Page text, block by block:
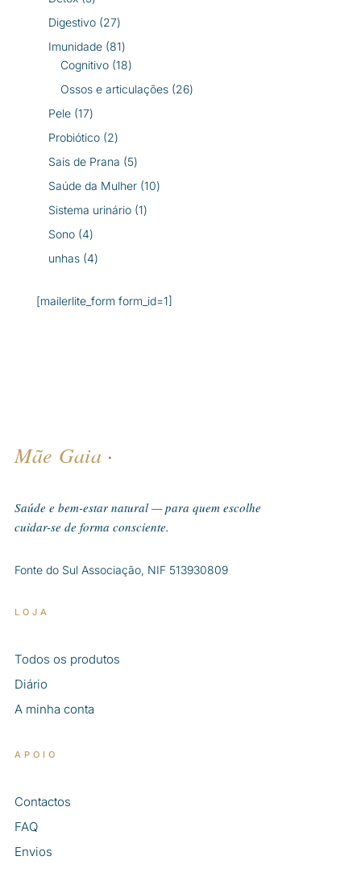
produtos
Digestivo 2727
produtos
Imunidade 8181
produtos
Cognitivo 1818
produtos
Ossos e articulações 2626
Pele 1717
produtos
Probiótico 22
produtos
Sais de Prana 55
produtos
Saúde da Mulher 1010
Sistema urinário 11
Sono 44
produtos
unhas 44
[mailerlite_form form_id=1]
Mãe Gaia ·
Saúde e bem-estar natural — para quem escolhe
cuidar-se de forma consciente.
Fonte do Sul Associação, NIF 513930809
LOJA
Todos os produtos
Diário
A minha conta
APOIO
Contactos
FAQ
Envios